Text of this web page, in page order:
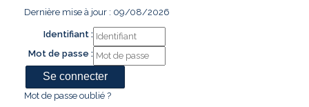
Dernière mise à jour : 09/08/2026
Identifiant :
Mot de passe :
Mot de passe oublié ?